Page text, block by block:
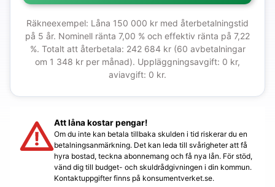
Räkneexempel: Låna 150 000 kr med återbetalningstid
på 5 år. Nominell ränta 7,00 % och effektiv ränta på 7,22
%. Totalt att återbetala: 242 684 kr (60 avbetalningar
om 1 348 kr per månad). Uppläggningsavgift: 0 kr,
aviavgift: 0 kr.
Att låna kostar pengar!
Om du inte kan betala tillbaka skulden i tid riskerar du en
betalningsanmärkning. Det kan leda till svårigheter att få
hyra bostad, teckna abonnemang och få nya lån. För stöd,
vänd dig till budget- och skuldrådgivningen i din kommun.
Kontaktuppgifter finns på konsumentverket.se.